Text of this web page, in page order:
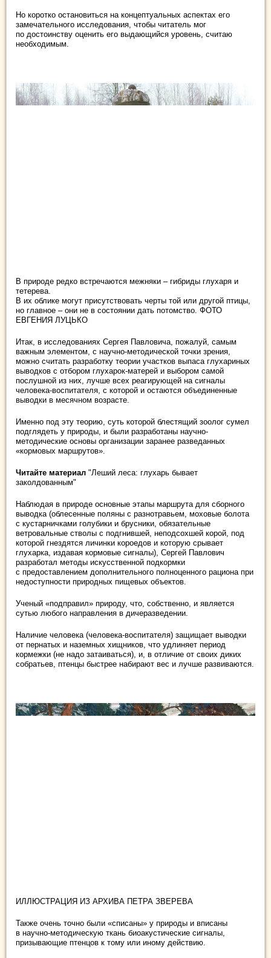
Но коротко остановиться на концептуальных аспектах его
замечательного исследования, чтобы читатель мог
по достоинству оценить его выдающийся уровень, считаю
необходимым.
В природе редко встречаются межняки – гибриды глухаря и
тетерева.
В их облике могут присутствовать черты той или другой птицы,
но главное – они не в состоянии дать потомство. ФОТО
ЕВГЕНИЯ ЛУЦЬКО
Итак, в исследованиях Сергея Павловича, пожалуй, самым
важным элементом, с научно-методической точки зрения,
можно считать разработку теории участков выпаса глухариных
выводков с отбором глухарок-матерей и выбором самой
послушной из них, лучше всех реагирующей на сигналы
человека-воспитателя, с которой и остаются объединенные
выводки в месячном возрасте.
Именно под эту теорию, суть которой блестящий зоолог сумел
подглядеть у природы, и были разработаны научно-
методические основы организации заранее разведанных
«кормовых маршрутов».
Читайте материал "Леший леса: глухарь бывает
заколдованным"
Наблюдая в природе основные этапы маршрута для сборного
выводка (облесенные поляны с разнотравьем, моховые болота
с кустарничками голубики и брусники, обязательные
ветровальные стволы с подгнившей, неподсохшей корой, под
которой гнездятся личинки короедов и которую срывает
глухарка, издавая кормовые сигналы), Сергей Павлович
разработал методы искусственной подкормки
с предоставлением дополнительного полноценного рациона при
недоступности природных пищевых объектов.
Ученый «подправил» природу, что, собственно, и является
сутью любого направления в дичеразведении.
Наличие человека (человека-воспитателя) защищает выводки
от пернатых и наземных хищников, что удлиняет период
кормежки (не надо затаиваться), и, в отличие от своих диких
собратьев, птенцы быстрее набирают вес и лучше развиваются.
ИЛЛЮСТРАЦИЯ ИЗ АРХИВА ПЕТРА ЗВЕРЕВА
Также очень точно были «списаны» у природы и вписаны
в научно-методическую ткань биоакустические сигналы,
призывающие птенцов к тому или иному действию.